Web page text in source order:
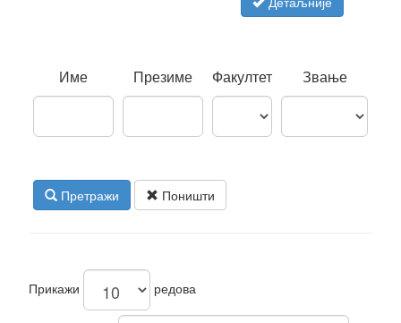
Име Презиме Факултет Звање
Претражи Поништи
Прикажи редова